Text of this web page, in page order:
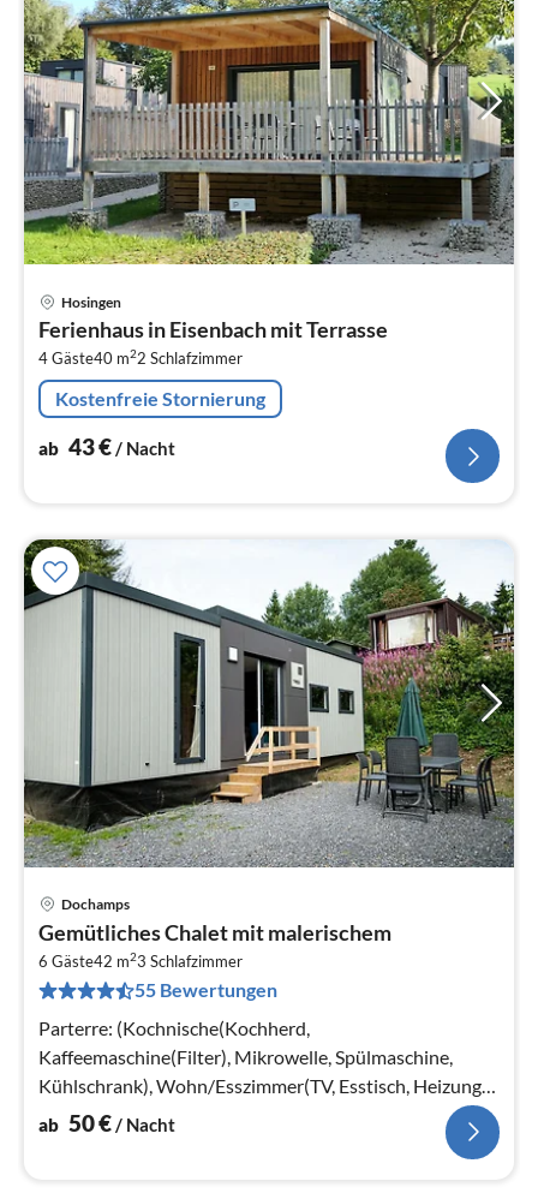
Hosingen
Ferienhaus in Eisenbach mit Terrasse
4 Gäste40 m22 Schlafzimmer
Kostenfreie Stornierung
ab 43€/ Nacht
Dochamps
Gemütliches Chalet mit malerischem
6 Gäste42 m23 Schlafzimmer
55 Bewertungen
Parterre: (Kochnische(Kochherd,
Kaffeemaschine(Filter), Mikrowelle, Spülmaschine,
Kühlschrank), Wohn/Esszimmer(TV, Esstisch, Heizung),
Schlafzimmer(Doppelbett)
ab 50€/ Nacht